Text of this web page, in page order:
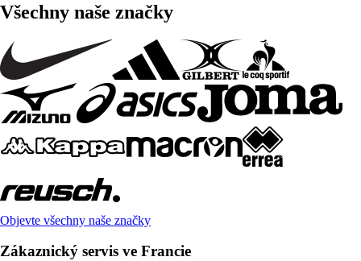
Všechny naše značky
Objevte všechny naše značky
Zákaznický servis ve Francie